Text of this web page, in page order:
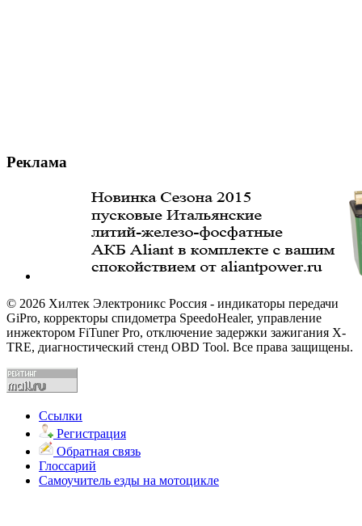
Реклама
© 2026 Хилтек Электроникс Россия - индикаторы передачи
GiPro, корректоры спидометра SpeedoHealer, управление
инжектором FiTuner Pro, отключение задержки зажигания X-
TRE, диагностический стенд OBD Tool. Все права защищены.
Ссылки
Регистрация
Обратная связь
Глоссарий
Самоучитель езды на мотоцикле